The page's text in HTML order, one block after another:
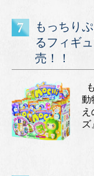
もっちり
るフィギ
売！！
動
ズ